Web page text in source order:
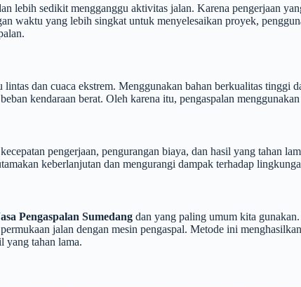
lebih sedikit mengganggu aktivitas jalan. Karena pengerjaan
waktu yang lebih singkat untuk menyelesaikan proyek,
dan cuaca ekstrem. Menggunakan bahan berkualitas tinggi
kendaraan berat. Oleh karena itu, pengaspalan
pengerjaan, pengurangan biaya, dan hasil yang tahan
keberlanjutan dan mengurangi dampak terhadap
Pengaspalan Sumedang dan yang paling umum kita
jalan dengan mesin pengaspal. Metode ini
yang tahan lama.